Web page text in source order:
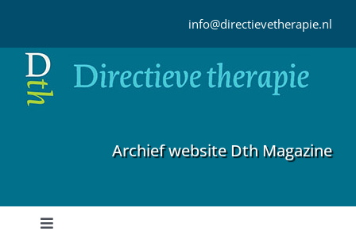
inhoud
info@directievetherapie.nl
Archief website Dth Magazine